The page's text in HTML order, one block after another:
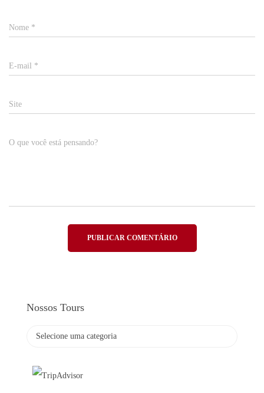
Nome *
E-mail *
Site
O que você está pensando?
Nossos Tours